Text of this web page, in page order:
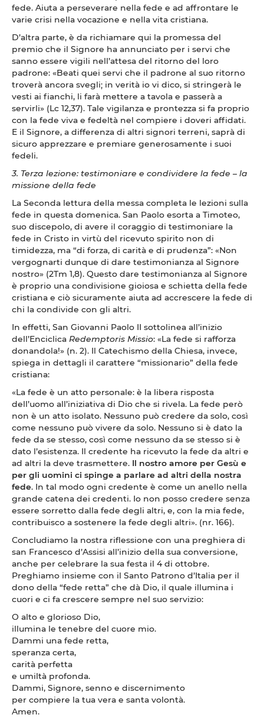
fede. Aiuta a perseverare nella fede e ad affrontare le
varie crisi nella vocazione e nella vita cristiana.
D’altra parte, è da richiamare qui la promessa del
premio che il Signore ha annunciato per i servi che
sanno essere vigili nell’attesa del ritorno del loro
padrone: «Beati quei servi che il padrone al suo ritorno
troverà ancora svegli; in verità io vi dico, si stringerà le
vesti ai fianchi, li farà mettere a tavola e passerà a
servirli» (Lc 12,37). Tale vigilanza e prontezza si fa proprio
con la fede viva e fedeltà nel compiere i doveri affidati.
E il Signore, a differenza di altri signori terreni, saprà di
sicuro apprezzare e premiare generosamente i suoi
fedeli.
3. Terza lezione: testimoniare e condividere la fede – la
missione della fede
La Seconda lettura della messa completa le lezioni sulla
fede in questa domenica. San Paolo esorta a Timoteo,
suo discepolo, di avere il coraggio di testimoniare la
fede in Cristo in virtù del ricevuto spirito non di
timidezza, ma “di forza, di carità e di prudenza”: «Non
vergognarti dunque di dare testimonianza al Signore
nostro» (2Tm 1,8). Questo dare testimonianza al Signore
è proprio una condivisione gioiosa e schietta della fede
cristiana e ciò sicuramente aiuta ad accrescere la fede di
chi la condivide con gli altri.
In effetti, San Giovanni Paolo II sottolinea all’inizio
dell’Enciclica Redemptoris Missio: «La fede si rafforza
donandola!» (n. 2). Il Catechismo della Chiesa, invece,
spiega in dettagli il carattere “missionario” della fede
cristiana:
«La fede è un atto personale: è la libera risposta
dell’uomo all’iniziativa di Dio che si rivela. La fede però
non è un atto isolato. Nessuno può credere da solo, così
come nessuno può vivere da solo. Nessuno si è dato la
fede da se stesso, così come nessuno da se stesso si è
dato l’esistenza. Il credente ha ricevuto la fede da altri e
ad altri la deve trasmettere. Il nostro amore per Gesù e
per gli uomini ci spinge a parlare ad altri della nostra
fede. In tal modo ogni credente è come un anello nella
grande catena dei credenti. Io non posso credere senza
essere sorretto dalla fede degli altri, e, con la mia fede,
contribuisco a sostenere la fede degli altri». (nr. 166).
Concludiamo la nostra riflessione con una preghiera di
san Francesco d’Assisi all’inizio della sua conversione,
anche per celebrare la sua festa il 4 di ottobre.
Preghiamo insieme con il Santo Patrono d’Italia per il
dono della “fede retta” che dà Dio, il quale illumina i
cuori e ci fa crescere sempre nel suo servizio:
O alto e glorioso Dio,
illumina le tenebre del cuore mio.
Dammi una fede retta,
speranza certa,
carità perfetta
e umiltà profonda.
Dammi, Signore, senno e discernimento
per compiere la tua vera e santa volontà.
Amen.